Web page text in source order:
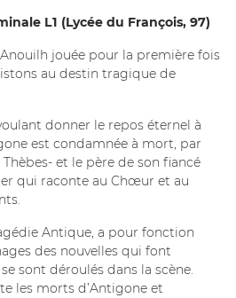
L1 (Lycée du François, 97)
jouée pour la première fois
au destin tragique de
donner le repos éternel à
est condamnée à mort, par
et le père de son fiancé
qui raconte au Chœur et au
Antique, a pour fonction
des nouvelles qui font
sont déroulés dans la scène.
les morts d’Antigone et